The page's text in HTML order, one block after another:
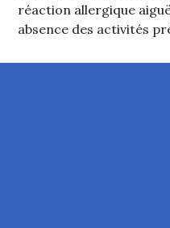
réaction allergique
absence des activités